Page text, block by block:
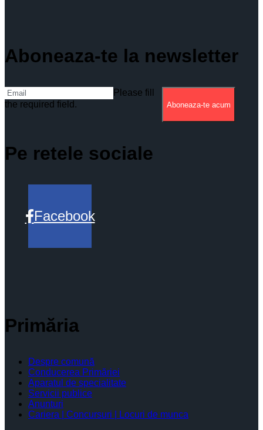
Aboneaza-te la newsletter
Please fill
the required field.
Aboneaza-te acum
Pe retele sociale
Facebook
Primăria
Despre comună
Conducerea Primăriei
Aparatul de specialitate
Servicii publice
Anunturi
Cariera | Concursuri | Locuri de munca